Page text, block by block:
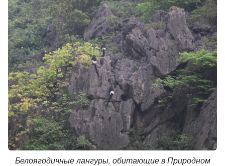
Белоягодичные лангуры, обитающие в Природном